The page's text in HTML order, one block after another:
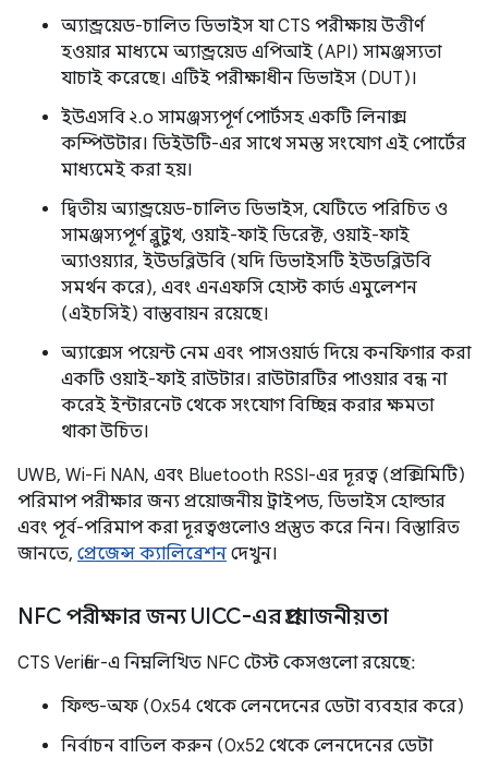
অ্যান্ড্রয়েড-চালিত ডিভাইস যা CTS পরীক্ষায় উত্তীর্ণ
হওয়ার মাধ্যমে অ্যান্ড্রয়েড এপিআই (API) সামঞ্জস্যতা
যাচাই করেছে। এটিই পরীক্ষাধীন ডিভাইস (DUT)।
ইউএসবি ২.০ সামঞ্জস্যপূর্ণ পোর্টসহ একটি লিনাক্স
কম্পিউটার। ডিইউটি-এর সাথে সমস্ত সংযোগ এই পোর্টের
মাধ্যমেই করা হয়।
দ্বিতীয় অ্যান্ড্রয়েড-চালিত ডিভাইস, যেটিতে পরিচিত ও
সামঞ্জস্যপূর্ণ ব্লুটুথ, ওয়াই-ফাই ডিরেক্ট, ওয়াই-ফাই
অ্যাওয়্যার, ইউডব্লিউবি (যদি ডিভাইসটি ইউডব্লিউবি
সমর্থন করে), এবং এনএফসি হোস্ট কার্ড এমুলেশন
(এইচসিই) বাস্তবায়ন রয়েছে।
অ্যাক্সেস পয়েন্ট নেম এবং পাসওয়ার্ড দিয়ে কনফিগার করা
একটি ওয়াই-ফাই রাউটার। রাউটারটির পাওয়ার বন্ধ না
করেই ইন্টারনেট থেকে সংযোগ বিচ্ছিন্ন করার ক্ষমতা
থাকা উচিত।
UWB, Wi-Fi NAN, এবং Bluetooth RSSI-এর দূরত্ব (প্রক্সিমিটি)
পরিমাপ পরীক্ষার জন্য প্রয়োজনীয় ট্রাইপড, ডিভাইস হোল্ডার
এবং পূর্ব-পরিমাপ করা দূরত্বগুলোও প্রস্তুত করে নিন। বিস্তারিত
জানতে, প্রেজেন্স ক্যালিব্রেশন দেখুন।
NFC পরীক্ষার জন্য UICC-এর প্রয়োজনীয়তা
CTS Verifier-এ নিম্নলিখিত NFC টেস্ট কেসগুলো রয়েছে:
ফিল্ড-অফ (0x54 থেকে লেনদেনের ডেটা ব্যবহার করে)
নির্বাচন বাতিল করুন (0x52 থেকে লেনদেনের ডেটা